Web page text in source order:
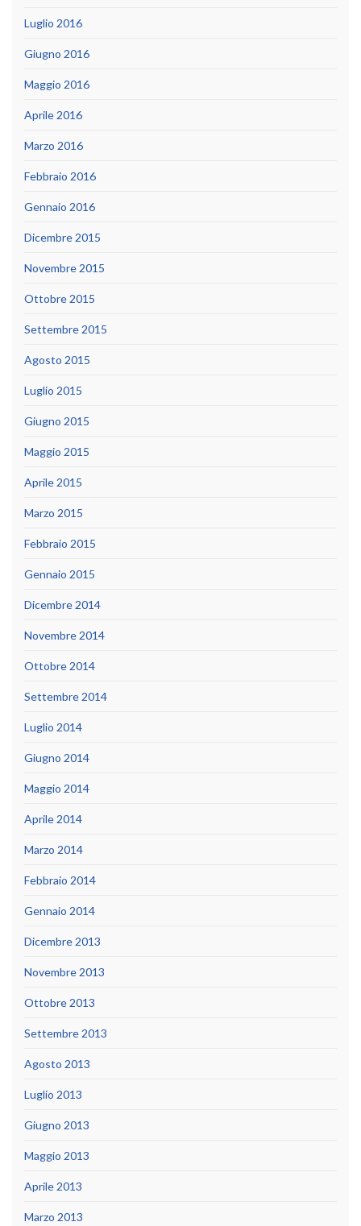
Luglio 2016
Giugno 2016
Maggio 2016
Aprile 2016
Marzo 2016
Febbraio 2016
Gennaio 2016
Dicembre 2015
Novembre 2015
Ottobre 2015
Settembre 2015
Agosto 2015
Luglio 2015
Giugno 2015
Maggio 2015
Aprile 2015
Marzo 2015
Febbraio 2015
Gennaio 2015
Dicembre 2014
Novembre 2014
Ottobre 2014
Settembre 2014
Luglio 2014
Giugno 2014
Maggio 2014
Aprile 2014
Marzo 2014
Febbraio 2014
Gennaio 2014
Dicembre 2013
Novembre 2013
Ottobre 2013
Settembre 2013
Agosto 2013
Luglio 2013
Giugno 2013
Maggio 2013
Aprile 2013
Marzo 2013